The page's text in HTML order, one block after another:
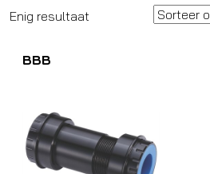
Enig resultaat
BBB